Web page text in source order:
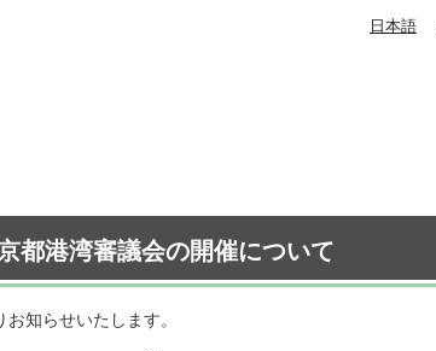
日本語
都港湾審議会の開催について
知らせいたします。